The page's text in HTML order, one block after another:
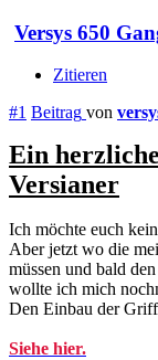
Versys 650
Zitieren
#1 Beitrag von
Ein
Versianer
Ich möchte euch
Aber jetzt wo die
müssen und bald
wollte ich mich
Den Einbau der
Siehe hier.